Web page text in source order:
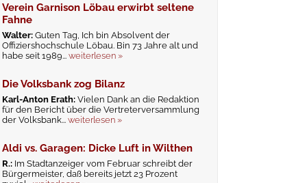
Verein Garnison Löbau erwirbt seltene
Fahne
Walter:Guten Tag, Ich bin Absolvent der
Offiziershochschule Löbau. Bin 73 Jahre alt und
habe seit 1989...weiterlesen »
Die Volksbank zog Bilanz
Karl-Anton Erath:Vielen Dank an die Redaktion
für den Bericht über die Vertreterversammlung
der Volksbank...weiterlesen »
Aldi vs. Garagen: Dicke Luft in Wilthen
R.: Im Stadtanzeiger vom Februar schreibt der
Bürgermeister, daß bereits jetzt 23 Prozent